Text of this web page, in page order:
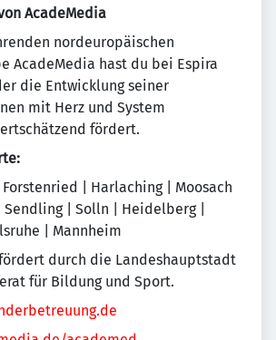
AcadeMedia
nordeuropäischen
AcadeMedia hast du bei Espira
die Entwicklung seiner
mit Herz und System
fördert.
| Harlaching | Moosach
Sendling | Solln | Heidelberg |
| Mannheim
durch die Landeshauptstadt
für Bildung und Sport.